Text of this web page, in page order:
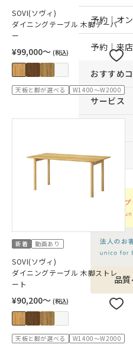
予約｜オ
予約｜来
おすすめ
サービス
採用情報
品
SOVI(ソヴィ)
ダイニングテーブル 木脚テーパ
ー
¥99,000〜 (税込)
天板と脚が選べる W1400～W2000
新着 動画あり
SOVI(ソヴィ)
ダイニングテーブル 木脚ストレ
ート
¥90,200〜 (税込)
天板と脚が選べる W1400～W2000